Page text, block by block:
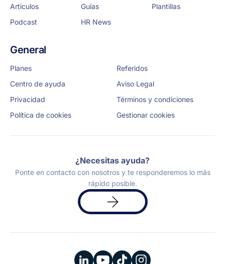
Artículos Guías
Plantillas
Podcast
HR News
General
Planes
Referidos
Centro de ayuda
Aviso Legal
Privacidad
Términos y condiciones
Política de cookies
Gestionar cookies
¿Necesitas ayuda?
Ponte en contacto con nosotros y te responderemos lo más
rápido posible.
Solicita
una
demo